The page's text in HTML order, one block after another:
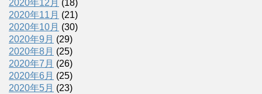
2020年12月 (18)
2020年11月 (21)
2020年10月 (30)
2020年9月 (29)
2020年8月 (25)
2020年7月 (26)
2020年6月 (25)
2020年5月 (23)